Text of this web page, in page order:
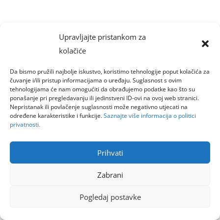
Upravljajte pristankom za
kolačiće
Da bismo pružili najbolje iskustvo, koristimo tehnologije poput kolačića za
čuvanje i/ili pristup informacijama o uređaju. Suglasnost s ovim
tehnologijama će nam omogućiti da obrađujemo podatke kao što su
ponašanje pri pregledavanju ili jedinstveni ID-ovi na ovoj web stranici.
Nepristanak ili povlačenje suglasnosti može negativno utjecati na
određene karakteristike i funkcije.Saznajte više informacija o politici
privatnosti.
Prihvati
Zabrani
Pogledaj postavke